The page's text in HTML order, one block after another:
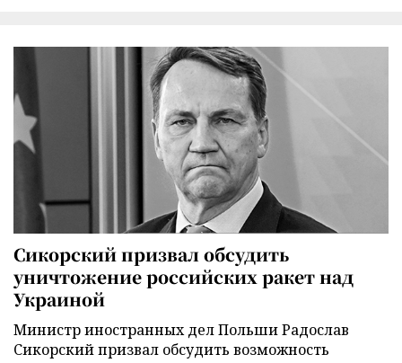
Сикорский призвал обсудить
уничтожение российских ракет над
Украиной
Министр иностранных дел Польши Радослав
Сикорский призвал обсудить возможность